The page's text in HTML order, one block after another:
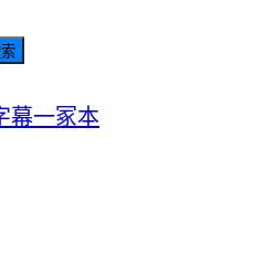
幕一冢本